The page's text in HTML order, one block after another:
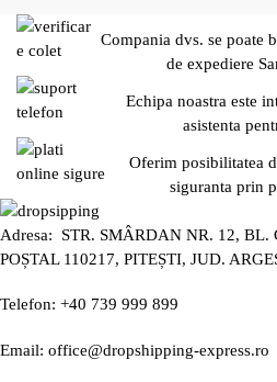
Compania dvs. se poate
de expediere
Echipa noastra este
asistenta
Oferim posibilitatea
siguranta prin
Adresa: STR. SMÂRDAN NR. 12, BL.
POȘTAL 110217, PITEȘTI, JUD.
Telefon: +40 739 999 899
Email: office@dropshipping-express.ro